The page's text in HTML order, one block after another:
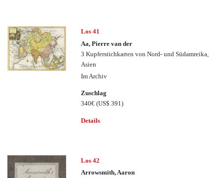
Los 41
Aa, Pierre van der
3 Kupferstichkarten von Nord- und Südamreika,
Asien
Im Archiv
Zuschlag
340€(US$ 391)
Details
Los 42
Arrowsmith, Aaron